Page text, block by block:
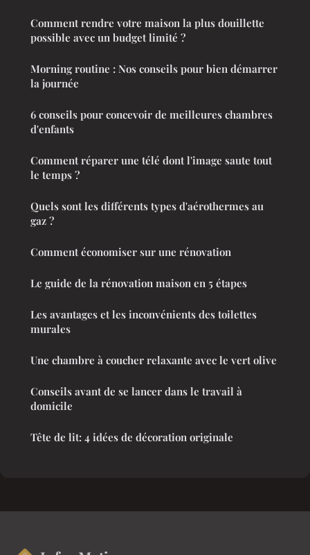
Comment rendre votre maison la plus douillette
possible avec un budget limité ?
Morning routine : Nos conseils pour bien démarrer
la journée
6 conseils pour concevoir de meilleures chambres
d'enfants
Comment réparer une télé dont l'image saute tout
le temps ?
Quels sont les différents types d'aérothermes au
gaz ?
Comment économiser sur une rénovation
Le guide de la rénovation maison en 5 étapes
Les avantages et les inconvénients des toilettes
murales
Une chambre à coucher relaxante avec le vert olive
Conseils avant de se lancer dans le travail à
domicile
Tête de lit: 4 idées de décoration originale